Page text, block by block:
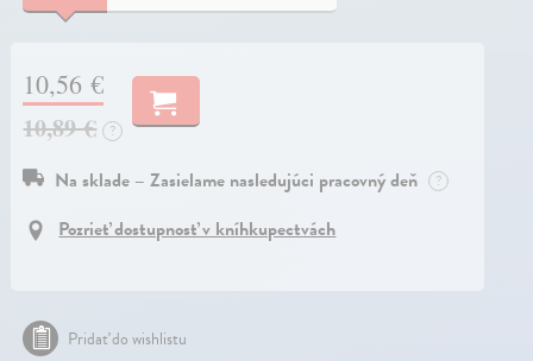
10,56 €
10,89 €
?
Na sklade – Zasielame nasledujúci pracovný deň ?
Pozrieť dostupnosť v kníhkupectvách
Pridať do wishlistu